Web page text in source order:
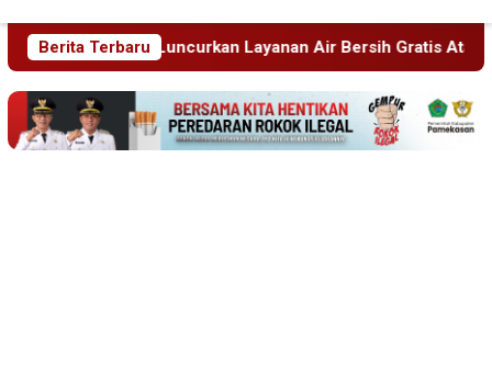
Berita Terbaru
Air Bersih Gratis Atasi Krisis Kemarau Sidang